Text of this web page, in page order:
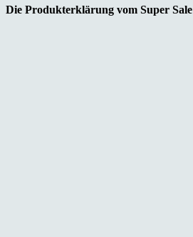
Die Produkterklärung vom Super Sale